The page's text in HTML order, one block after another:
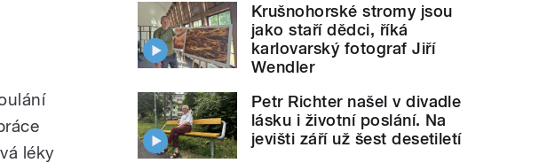
léky
Krušnohorské stromy jsou
jako staří dědci, říká
karlovarský fotograf Jiří
Wendler
Petr Richter našel v divadle
lásku i životní poslání. Na
jevišti září už šest desetiletí